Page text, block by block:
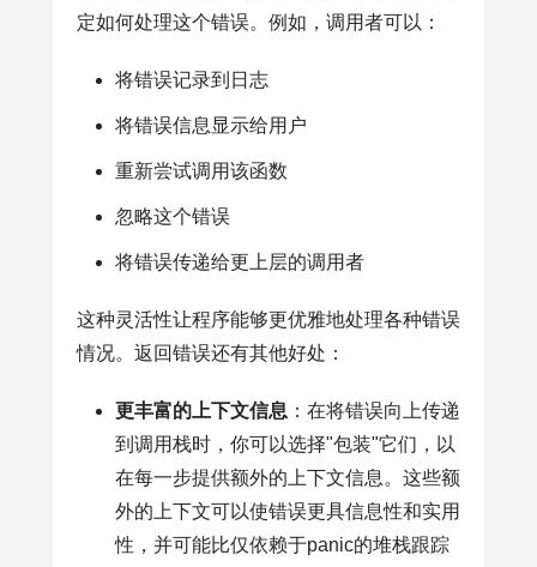
定如何处理这个错误。例如，调用者可以：
将错误记录到日志
将错误信息显示给用户
重新尝试调用该函数
忽略这个错误
将错误传递给更上层的调用者
这种灵活性让程序能够更优雅地处理各种错误
情况。返回错误还有其他好处：
更丰富的上下文信息 ：在将错误向上传递
到调用栈时，你可以选择"包装"它们，以
在每一步提供额外的上下文信息。这些额
外的上下文可以使错误更具信息性和实用
性，并可能比仅依赖于panic的堆栈跟踪